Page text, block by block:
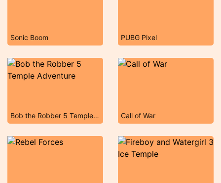
Sonic Boom PUBG Pixel
Bob the Robber 5 Temple Adventure Call of War